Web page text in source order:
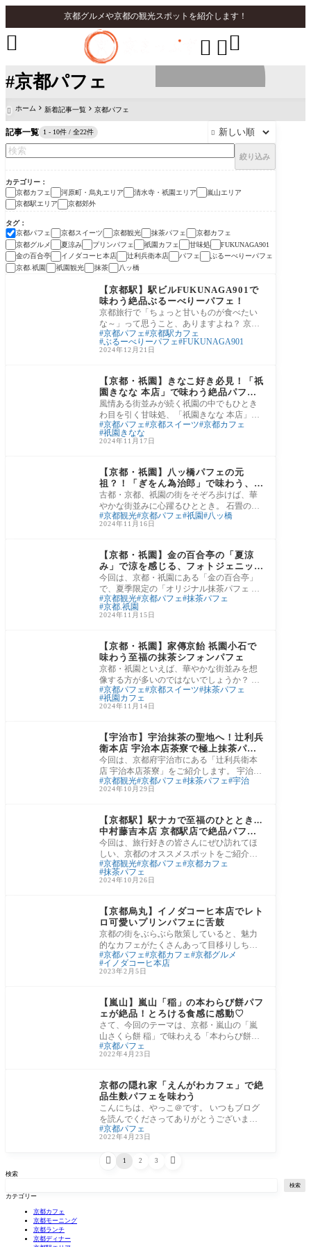
#京都パフェ
京都グルメや京都の観光スポットを紹介します！
 

 ホーム 新着記事一覧 京都パフェ
記事一覧 1 - 10件 / 全22件 
絞り込み
カテゴリー
京都カフェ
河原町・烏丸エリア 清水寺・祇園エリア
嵐山エリア
京都駅エリア
京都郊外
タグ
京都パフェ
京都スイーツ 京都観光 抹茶パフェ
京都カフェ
京都グルメ
夏涼み プリンパフェ 祇園カフェ 甘味処
FUKUNAGA901
金の百合亭
イノダコーヒ本店 辻利兵衛本店 パフェ
ぶるーべりーパフェ
京都.祇園
祇園観光 抹茶 八ッ橋
京都駅エリア
【京都駅】駅ビルFUKUNAGA901で
味わう絶品ぶるーべりーパフェ！
京都旅行で「ちょっと甘いものが食べたい
な～」って思うこと、ありますよね？ 京都
駅ビル8階にある「FUKUNAGA901」は、そ
んな願いを
京都パフェ 京都駅カフェ
ぶるーべりーパフェ FUKUNAGA901
2024年12月21日
【京都・祇園】きなこ好き必見！「祇
園きなな 本店」で味わう絶品パフェ
「きななイタリアン」
風情ある街並みが続く祇園の中でもひとき
わ目を引く甘味処、「祇園きなな 本店」。
ここでは、こだわりのきなこを使った絶品
スイ
京都パフェ 京都スイーツ 京都カフェ
祇園きなな
2024年11月17日
【京都・祇園】八ッ橋パフェの元
祖？！「ぎをん為治郎」で味わう、京
都の甘味と伝統
古都・京都、祇園の街をそぞろ歩けば、華
やかな街並みに心躍るひととき。 石畳の道
を抜け、風情ある町家や柳が揺れる白川を
眺め
京都観光 京都パフェ 祇園 八ッ橋
2024年11月16日
【京都・祇園】金の百合亭の「夏涼
み」で涼を感じる、フォトジェニック
な抹茶パフェ体験！
今回は、京都・祇園にある「金の百合亭」
で、夏季限定の「オリジナル抹茶パフェ 夏
涼み」を堪能してきました。 風情ある祇園
の街
京都観光 京都パフェ 抹茶パフェ
京都.祇園
2024年11月15日
【京都・祇園】家傳京飴 祇園小石で
味わう至福の抹茶シフォンパフェ
京都・祇園といえば、華やかな街並みを想
像する方が多いのではないでしょうか？ し
かし、一歩路地に入ると、そこには静かで
落ち
京都パフェ 京都スイーツ 抹茶パフェ
祇園カフェ
2024年11月14日
【宇治市】宇治抹茶の聖地へ！辻利兵
衛本店 宇治本店茶寮で極上抹茶パフ
ェを堪能！
今回は、京都府宇治市にある「辻利兵衛本
店 宇治本店茶寮」をご紹介します。 宇治と
いえば、言わずと知れた抹茶の聖地。 その
中で
京都観光 京都パフェ 抹茶パフェ 宇治
2024年10月29日
【京都駅】駅ナカで至福のひととき...
中村藤吉本店 京都駅店で絶品パフェ
を堪能！
今回は、旅行好きの皆さんにぜひ訪れてほ
しい、京都のオススメスポットをご紹介し
ます。 京都駅直結のジェイアール京都伊勢
丹に
京都観光 京都パフェ 京都カフェ
抹茶パフェ
2024年10月26日
【京都烏丸】イノダコーヒ本店でレト
ロ可愛いプリンパフェに舌鼓
京都の街をぶらぶら散策していると、魅力
的なカフェがたくさんあって目移りしちゃ
いますよね。 今回ご紹介するのは、京都の
老舗
京都パフェ 京都カフェ 京都グルメ
イノダコーヒ本店
2023年2月5日
【嵐山】嵐山「稲」の本わらび餅パフ
ェが絶品！とろける食感に感動♡
さて、今回のテーマは、京都・嵐山の「嵐
山さくら餅 稲」で味わえる「本わらび餅パ
フェ」です！ 私、甘いものには目がなく
て、特
京都パフェ
2022年4月23日
京都の隠れ家「えんがわカフェ」で絶
品生麩パフェを味わう
こんにちは、やっこ＠です。 いつもブログ
を読んでくださってありがとうございま
す。 京都の町家で、静かに中庭を眺めなが
ら美味
京都パフェ
2022年4月23日
 1 2 3 
検索
検索
カテゴリー
京都カフェ
京都モーニング
京都ランチ
京都ディナー